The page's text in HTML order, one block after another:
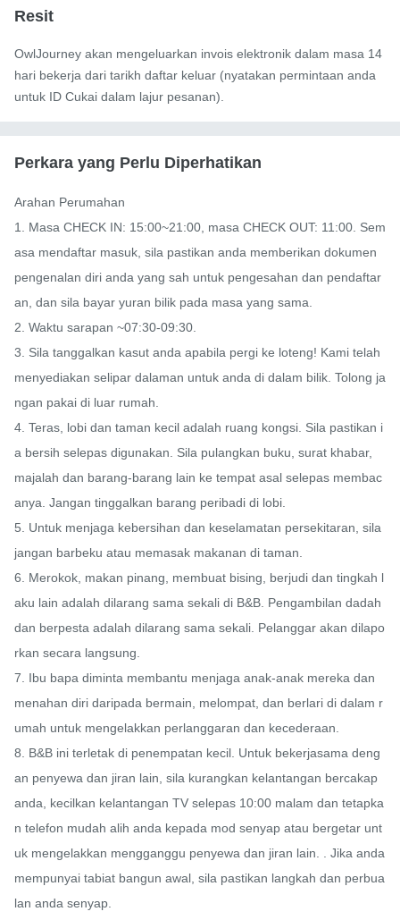
Resit
OwlJourney akan mengeluarkan invois elektronik dalam masa 14
hari bekerja dari tarikh daftar keluar (nyatakan permintaan anda
untuk ID Cukai dalam lajur pesanan).
Perkara yang Perlu Diperhatikan
Arahan Perumahan
1. Masa CHECK IN: 15:00~21:00, masa CHECK OUT: 11:00. Sem
asa mendaftar masuk, sila pastikan anda memberikan dokumen
pengenalan diri anda yang sah untuk pengesahan dan pendaftar
an, dan sila bayar yuran bilik pada masa yang sama.
2. Waktu sarapan ~07:30-09:30.
3. Sila tanggalkan kasut anda apabila pergi ke loteng! Kami telah
menyediakan selipar dalaman untuk anda di dalam bilik. Tolong ja
ngan pakai di luar rumah.
4. Teras, lobi dan taman kecil adalah ruang kongsi. Sila pastikan i
a bersih selepas digunakan. Sila pulangkan buku, surat khabar,
majalah dan barang-barang lain ke tempat asal selepas membac
anya. Jangan tinggalkan barang peribadi di lobi.
5. Untuk menjaga kebersihan dan keselamatan persekitaran, sila
jangan barbeku atau memasak makanan di taman.
6. Merokok, makan pinang, membuat bising, berjudi dan tingkah l
aku lain adalah dilarang sama sekali di B&B. Pengambilan dadah
dan berpesta adalah dilarang sama sekali. Pelanggar akan dilapo
rkan secara langsung.
7. Ibu bapa diminta membantu menjaga anak-anak mereka dan
menahan diri daripada bermain, melompat, dan berlari di dalam r
umah untuk mengelakkan perlanggaran dan kecederaan.
8. B&B ini terletak di penempatan kecil. Untuk bekerjasama deng
an penyewa dan jiran lain, sila kurangkan kelantangan bercakap
anda, kecilkan kelantangan TV selepas 10:00 malam dan tetapka
n telefon mudah alih anda kepada mod senyap atau bergetar unt
uk mengelakkan mengganggu penyewa dan jiran lain. . Jika anda
mempunyai tabiat bangun awal, sila pastikan langkah dan perbua
lan anda senyap.